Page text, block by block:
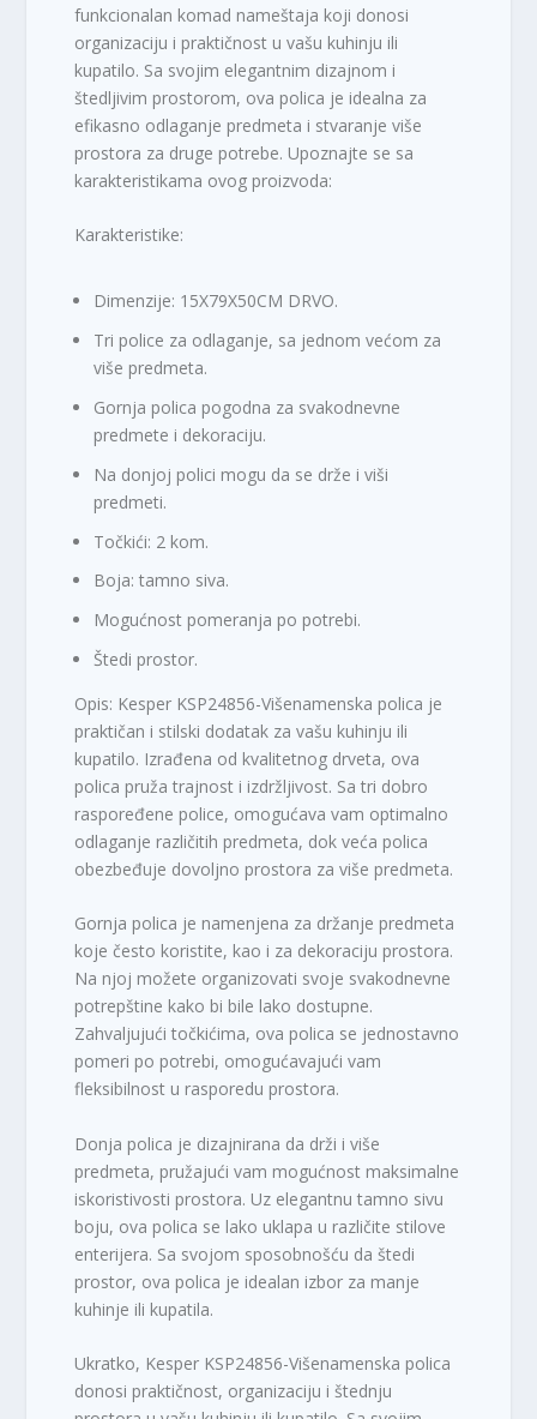
funkcionalan komad nameštaja koji donosi
organizaciju i praktičnost u vašu kuhinju ili
kupatilo. Sa svojim elegantnim dizajnom i
štedljivim prostorom, ova polica je idealna za
efikasno odlaganje predmeta i stvaranje više
prostora za druge potrebe. Upoznajte se sa
karakteristikama ovog proizvoda:
Karakteristike:
Dimenzije: 15X79X50CM DRVO.
Tri police za odlaganje, sa jednom većom za
više predmeta.
Gornja polica pogodna za svakodnevne
predmete i dekoraciju.
Na donjoj polici mogu da se drže i viši
predmeti.
Točkići: 2 kom.
Boja: tamno siva.
Mogućnost pomeranja po potrebi.
Štedi prostor.
Opis: Kesper KSP24856-Višenamenska polica je
praktičan i stilski dodatak za vašu kuhinju ili
kupatilo. Izrađena od kvalitetnog drveta, ova
polica pruža trajnost i izdržljivost. Sa tri dobro
raspoređene police, omogućava vam optimalno
odlaganje različitih predmeta, dok veća polica
obezbeđuje dovoljno prostora za više predmeta.
Gornja polica je namenjena za držanje predmeta
koje često koristite, kao i za dekoraciju prostora.
Na njoj možete organizovati svoje svakodnevne
potrepštine kako bi bile lako dostupne.
Zahvaljujući točkićima, ova polica se jednostavno
pomeri po potrebi, omogućavajući vam
fleksibilnost u rasporedu prostora.
Donja polica je dizajnirana da drži i više
predmeta, pružajući vam mogućnost maksimalne
iskoristivosti prostora. Uz elegantnu tamno sivu
boju, ova polica se lako uklapa u različite stilove
enterijera. Sa svojom sposobnošću da štedi
prostor, ova polica je idealan izbor za manje
kuhinje ili kupatila.
Ukratko, Kesper KSP24856-Višenamenska polica
donosi praktičnost, organizaciju i štednju